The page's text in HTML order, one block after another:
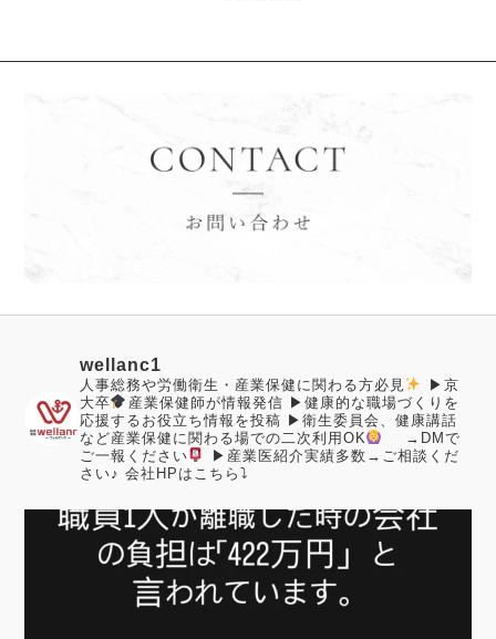
wellanc1
人事総務や労働衛生・産業保健に関わる方必見
▶︎京
大卒
産業保健師が情報発信 ▶︎健康的な職場づくりを
応援するお役立ち情報を投稿 ▶︎衛生委員会、健康講話
など産業保健に関わる場での二次利用OK
→DMで
ご一報ください
▶︎産業医紹介実績多数→ご相談くだ
さい♪ 会社HPはこちら⤵︎